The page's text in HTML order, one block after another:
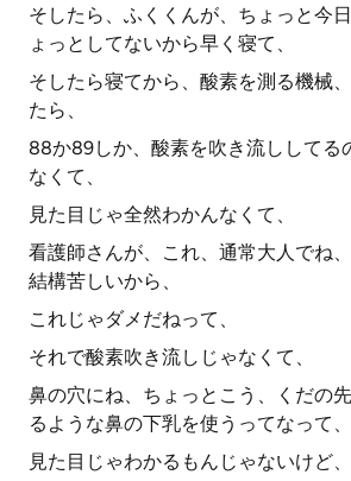
そしたら、ふくくんが、ちょっと今
ょっとしてないから早く寝て、
そしたら寝てから、酸素を測る機械
たら、
88か89しか、酸素を吹き流ししてる
なくて、
見た目じゃ全然わかんなくて、
看護師さんが、これ、通常大人でね
結構苦しいから、
これじゃダメだねって、
それで酸素吹き流しじゃなくて、
鼻の穴にね、ちょっとこう、くだの
るような鼻の下乳を使うってなって、
見た目じゃわかるもんじゃないけど、